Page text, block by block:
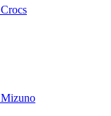
Crocs
Mizuno